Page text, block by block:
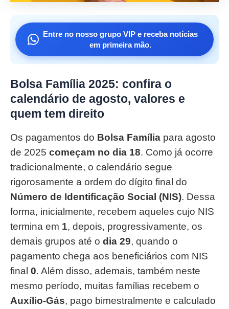
Entre no nosso grupo VIP e receba notícias
em primeira mão.
Bolsa Família 2025: confira o
calendário de agosto, valores e
quem tem direito
Os pagamentos do Bolsa Família para agosto
de 2025 começam no dia 18. Como já ocorre
tradicionalmente, o calendário segue
rigorosamente a ordem do dígito final do
Número de Identificação Social (NIS). Dessa
forma, inicialmente, recebem aqueles cujo NIS
termina em 1, depois, progressivamente, os
demais grupos até o dia 29, quando o
pagamento chega aos beneficiários com NIS
final 0. Além disso, ademais, também neste
mesmo período, muitas famílias recebem o
Auxílio-Gás, pago bimestralmente e calculado